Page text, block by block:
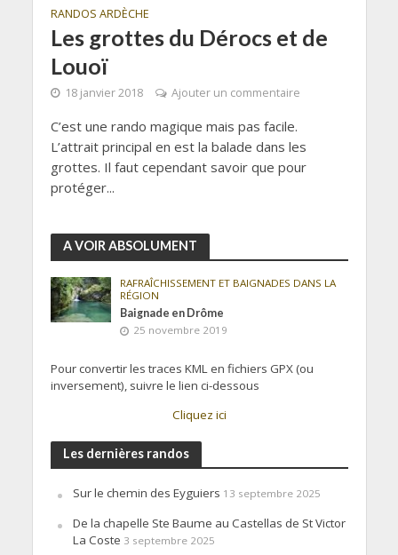
RANDOS ARDÈCHE
Les grottes du Dérocs et de
Louoï
18 janvier 2018 Ajouter un commentaire
C’est une rando magique mais pas facile.
L’attrait principal en est la balade dans les
grottes. Il faut cependant savoir que pour
protéger...
A VOIR ABSOLUMENT
RAFRAÎCHISSEMENT ET BAIGNADES DANS LA
RÉGION
Baignade en Drôme
25 novembre 2019
Pour convertir les traces KML en fichiers GPX (ou
inversement), suivre le lien ci-dessous
Cliquez ici
Les dernières randos
Sur le chemin des Eyguiers 13 septembre 2025
De la chapelle Ste Baume au Castellas de St Victor
La Coste 3 septembre 2025